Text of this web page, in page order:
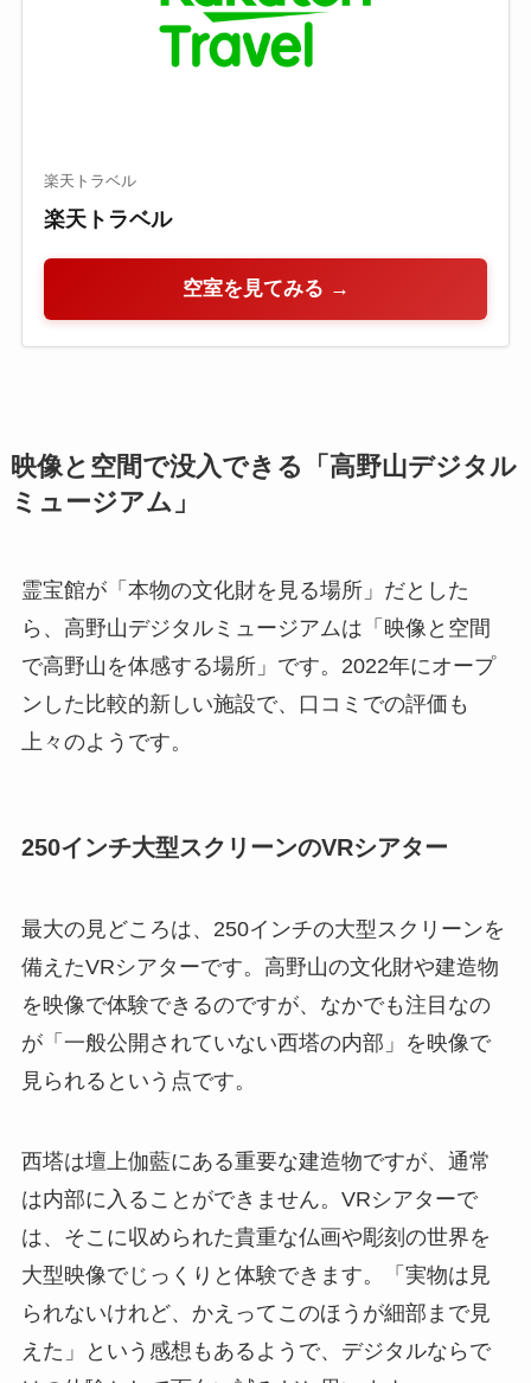
楽天トラベル
楽天トラベル
空室を見てみる →
映像と空間で没入できる「高野山デジタル
ミュージアム」
霊宝館が「本物の文化財を見る場所」だとした
ら、高野山デジタルミュージアムは「映像と空間
で高野山を体感する場所」です。2022年にオープ
ンした比較的新しい施設で、口コミでの評価も
上々のようです。
250インチ大型スクリーンのVRシアター
最大の見どころは、250インチの大型スクリーンを
備えたVRシアターです。高野山の文化財や建造物
を映像で体験できるのですが、なかでも注目なの
が「一般公開されていない西塔の内部」を映像で
見られるという点です。
西塔は壇上伽藍にある重要な建造物ですが、通常
は内部に入ることができません。VRシアターで
は、そこに収められた貴重な仏画や彫刻の世界を
大型映像でじっくりと体験できます。「実物は見
られないけれど、かえってこのほうが細部まで見
えた」という感想もあるようで、デジタルならで